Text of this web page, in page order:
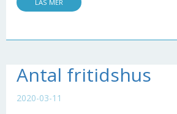
LÄS MER
Antal fritidshus
2020-03-11